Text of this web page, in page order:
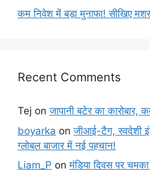
कम निवेश में बड़ा मुनाफा! सीखिए
Recent Comments
Tej onजापानी बटेर का
boyarka onजीआई-टैग, स्वदेशी
ग्लोबल बाजार में नई पहचान!
Liam_P onमंडिया दिवस पर